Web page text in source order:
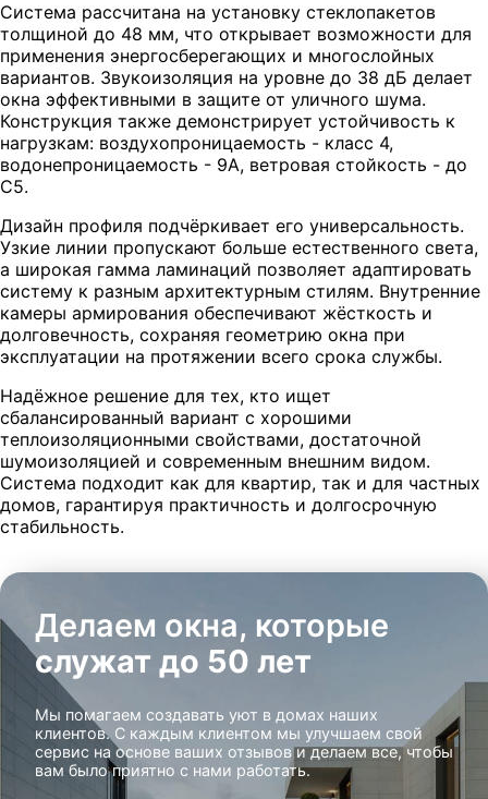
Система рассчитана на установку стеклопакетов
толщиной до 48 мм, что открывает возможности для
применения энергосберегающих и многослойных
вариантов. Звукоизоляция на уровне до 38 дБ делает
окна эффективными в защите от уличного шума.
Конструкция также демонстрирует устойчивость к
нагрузкам: воздухопроницаемость - класс 4,
водонепроницаемость - 9A, ветровая стойкость - до
C5.
Дизайн профиля подчёркивает его универсальность.
Узкие линии пропускают больше естественного света,
а широкая гамма ламинаций позволяет адаптировать
систему к разным архитектурным стилям. Внутренние
камеры армирования обеспечивают жёсткость и
долговечность, сохраняя геометрию окна при
эксплуатации на протяжении всего срока службы.
Надёжное решение для тех, кто ищет
сбалансированный вариант с хорошими
теплоизоляционными свойствами, достаточной
шумоизоляцией и современным внешним видом.
Система подходит как для квартир, так и для частных
домов, гарантируя практичность и долгосрочную
стабильность.
Делаем окна, которые
служат до 50 лет
Мы помагаем создавать уют в домах наших
клиентов. С каждым клиентом мы улучшаем свой
сервис на основе ваших отзывов и делаем все, чтобы
вам было приятно с нами работать.